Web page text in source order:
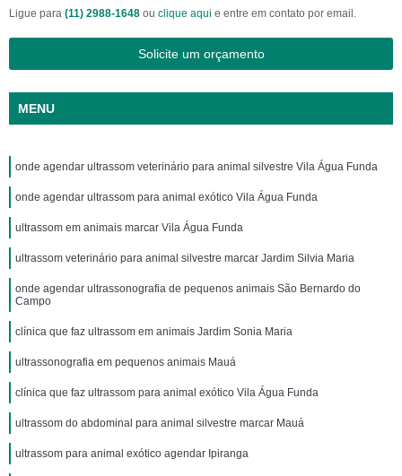
Ligue para (11) 2988-1648 ou clique aqui e entre em contato por email.
Solicite um orçamento
MENU
onde agendar ultrassom veterinário para animal silvestre Vila Água Funda
onde agendar ultrassom para animal exótico Vila Água Funda
ultrassom em animais marcar Vila Água Funda
ultrassom veterinário para animal silvestre marcar Jardim Silvia Maria
onde agendar ultrassonografia de pequenos animais São Bernardo do
Campo
clínica que faz ultrassom em animais Jardim Sonia Maria
ultrassonografia em pequenos animais Mauá
clínica que faz ultrassom para animal exótico Vila Água Funda
ultrassom do abdominal para animal silvestre marcar Mauá
ultrassom para animal exótico agendar Ipiranga